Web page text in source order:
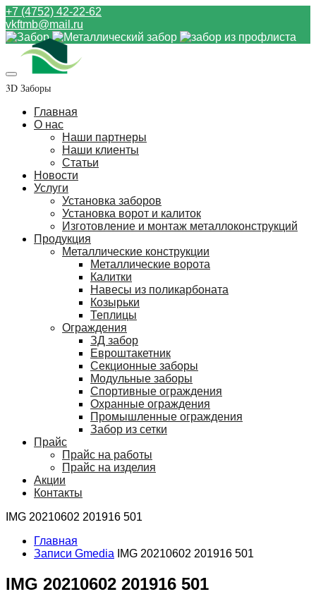
+7 (4752) 42-22-62
vkftmb@mail.ru
3D Заборы
Главная
О нас
Наши партнеры
Наши клиенты
Статьи
Новости
Услуги
Установка заборов
Установка ворот и калиток
Изготовление и монтаж металлоконструкций
Продукция
Металлические конструкции
Металлические ворота
Калитки
Навесы из поликарбоната
Козырьки
Теплицы
Ограждения
ЗД забор
Евроштакетник
Секционные заборы
Модульные заборы
Спортивные ограждения
Охранные ограждения
Промышленные ограждения
Забор из сетки
Прайс
Прайс на работы
Прайс на изделия
Акции
Контакты
IMG 20210602 201916 501
Главная
Записи Gmedia
IMG 20210602 201916 501
IMG 20210602 201916 501